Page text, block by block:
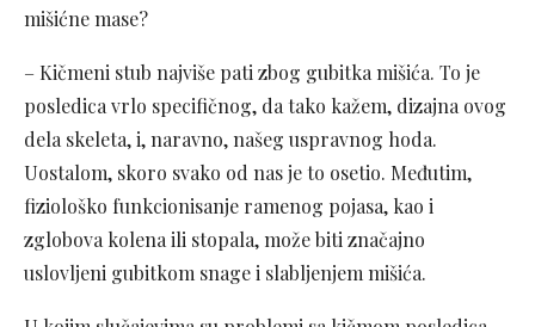
mišićne mase?
– Kičmeni stub najviše pati zbog gubitka mišića. To je
posledica vrlo specifičnog, da tako kažem, dizajna ovog
dela skeleta, i, naravno, našeg uspravnog hoda.
Uostalom, skoro svako od nas je to osetio. Međutim,
fiziološko funkcionisanje ramenog pojasa, kao i
zglobova kolena ili stopala, može biti značajno
uslovljeni gubitkom snage i slabljenjem mišića.